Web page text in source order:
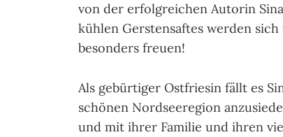
von der erfolgreichen Autorin
kühlen Gerstensaftes werden
besonders freuen!
Als gebürtiger Ostfriesin fällt es
schönen Nordseeregion
und mit ihrer Familie und ihren